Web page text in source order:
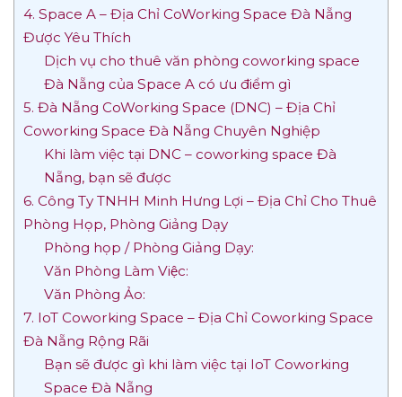
4. Space A – Địa Chỉ CoWorking Space Đà Nẵng
Được Yêu Thích
Dịch vụ cho thuê văn phòng coworking space
Đà Nẵng của Space A có ưu điểm gì
5. Đà Nẵng CoWorking Space (DNC) – Địa Chỉ
Coworking Space Đà Nẵng Chuyên Nghiệp
Khi làm việc tại DNC – coworking space Đà
Nẵng, bạn sẽ được
6. Công Ty TNHH Minh Hưng Lợi – Địa Chỉ Cho Thuê
Phòng Họp, Phòng Giảng Dạy
Phòng họp / Phòng Giảng Dạy:
Văn Phòng Làm Việc:
Văn Phòng Ảo:
7. IoT Coworking Space – Địa Chỉ Coworking Space
Đà Nẵng Rộng Rãi
Bạn sẽ được gì khi làm việc tại IoT Coworking
Space Đà Nẵng